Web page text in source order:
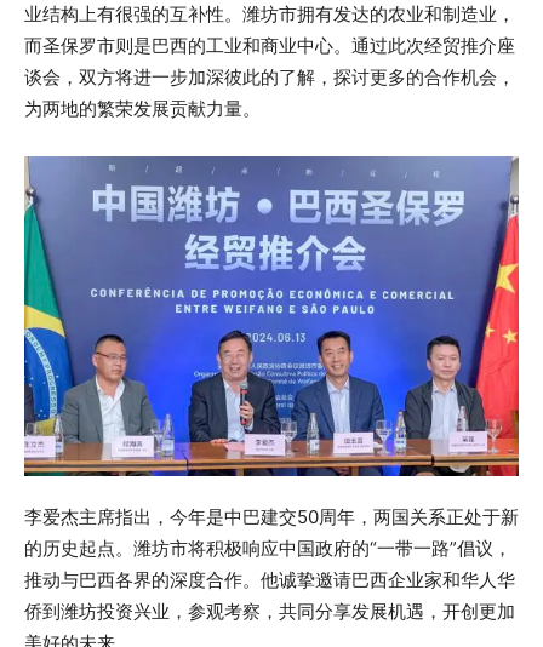
业结构上有很强的互补性。潍坊市拥有发达的农业和制造业，
而圣保罗市则是巴西的工业和商业中心。通过此次经贸推介座
谈会，双方将进一步加深彼此的了解，探讨更多的合作机会，
为两地的繁荣发展贡献力量。
李爱杰主席指出，今年是中巴建交50周年，两国关系正处于新
的历史起点。潍坊市将积极响应中国政府的“一带一路”倡议，
推动与巴西各界的深度合作。他诚挚邀请巴西企业家和华人华
侨到潍坊投资兴业，参观考察，共同分享发展机遇，开创更加